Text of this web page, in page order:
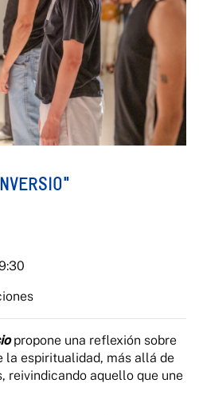
propone una reflexión sobre
la espiritualidad, más allá de
reivindicando aquello que une